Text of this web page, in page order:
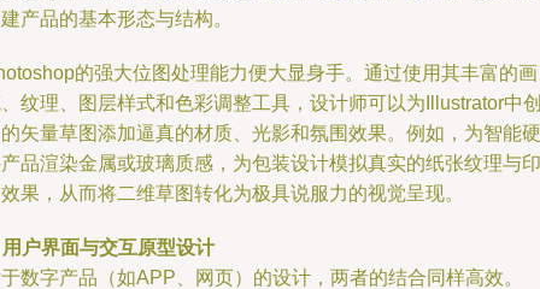
产品的基本形态与结构。
的强大位图处理能力便大显身手。通过使用其丰富的画
纹理、图层样式和色彩调整工具，设计师可以为Illustrator中
矢量草图添加逼真的材质、光影和氛围效果。例如，为智能硬
品渲染金属或玻璃质感，为包装设计模拟真实的纸张纹理与印
果，从而将二维草图转化为极具说服力的视觉呈现。
用户界面与交互原型设计
数字产品（如APP、网页）的设计，两者的结合同样高效。